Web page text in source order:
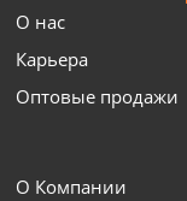
О нас
Карьера
Оптовые продажи
О Компании